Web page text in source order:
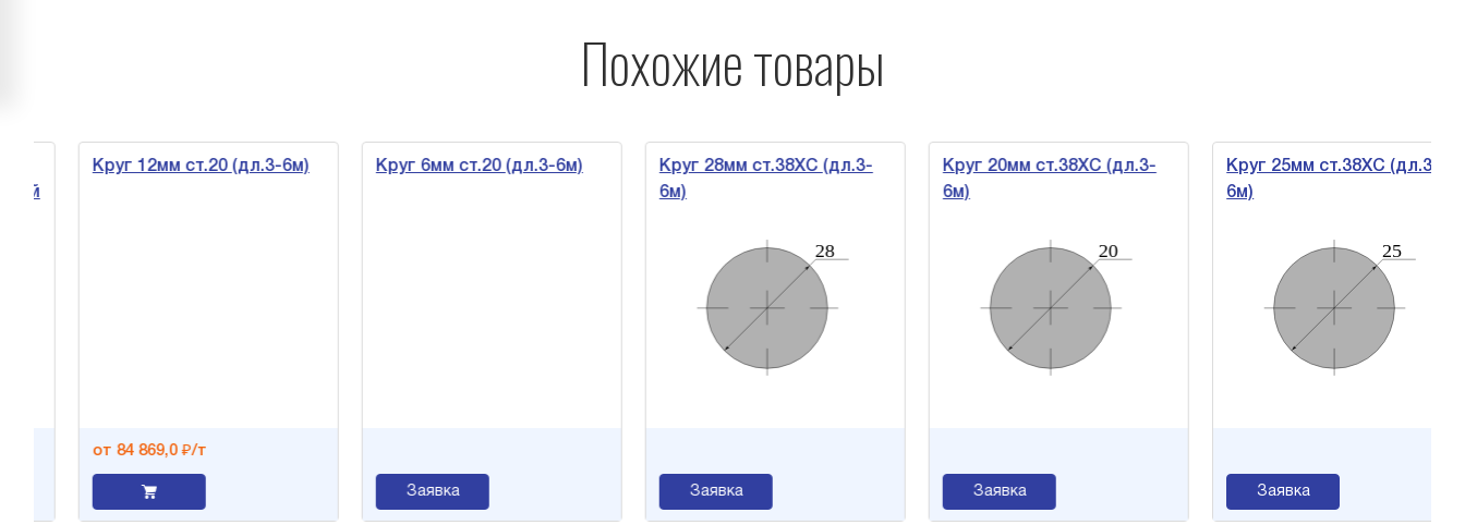
Похожие товары
Круг 12мм ст.20 (дл.3-6м)
от 84 869,0 ₽/т
Круг 6мм ст.20 (дл.3-6м)
Заявка
Круг 28мм ст.38ХС (дл.3-
6м)
Заявка
Круг 20мм ст.38ХС (дл.3-
6м)
Заявка
Круг 25мм ст.38ХС (дл.3-
6м)
Заявка